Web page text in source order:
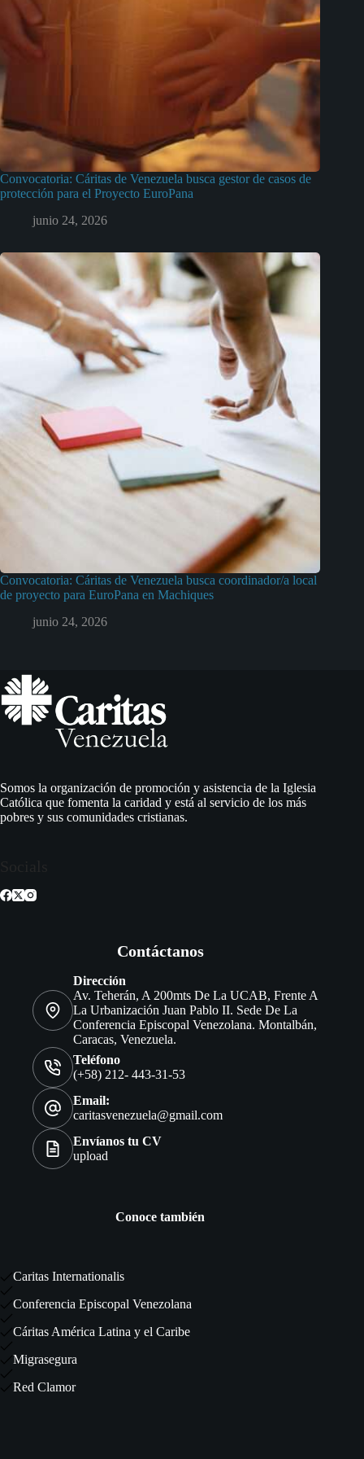
Convocatoria: Cáritas de Venezuela busca gestor de casos de
protección para el Proyecto EuroPana
junio 24, 2026
Convocatoria: Cáritas de Venezuela busca coordinador/a local
de proyecto para EuroPana en Machiques
junio 24, 2026
Somos la organización de promoción y asistencia de la Iglesia
Católica que fomenta la caridad y está al servicio de los más
pobres y sus comunidades cristianas.
Contáctanos
Dirección
Av. Teherán, A 200mts De La UCAB, Frente A
La Urbanización Juan Pablo II. Sede De La
Conferencia Episcopal Venezolana. Montalbán,
Caracas, Venezuela.
Teléfono
(+58) 212- 443-31-53
Email:
caritasvenezuela@gmail.com
Envíanos tu CV
upload
Conoce también
Caritas Internationalis
Conferencia Episcopal Venezolana
Cáritas América Latina y el Caribe
Migrasegura
Red Clamor